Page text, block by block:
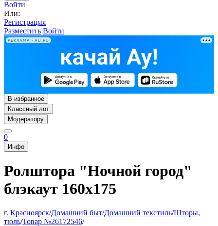
Войти
Или:
Регистрация
Разместить Войти
РЕКЛАМА • AU.RU
В избранное
Классный лот
Модератору
0
Инфо
Ролштора "Ночной город"
блэкаут 160х175
г. Красноярск/Домашний быт/Домашний текстиль/Шторы,
тюль/Товар №26172546/